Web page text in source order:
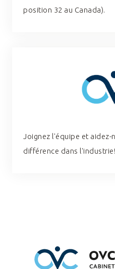
position 32 au Canada).
Joignez l'équipe et aidez-
différence dans l'industrie!